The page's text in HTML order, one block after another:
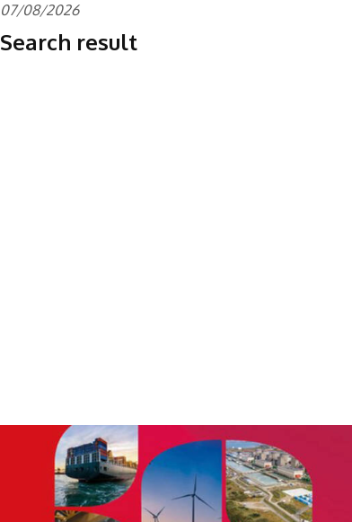
07/08/2026
Search result